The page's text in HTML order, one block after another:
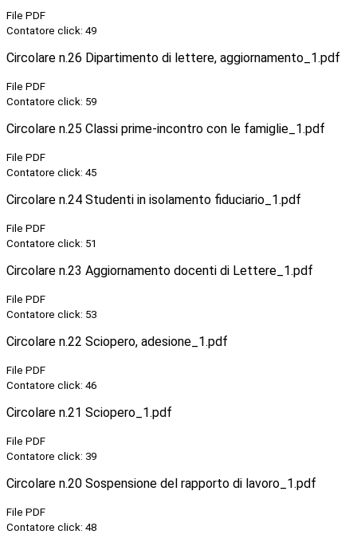
File PDF
Contatore click: 49
Circolare n.26 Dipartimento di lettere, aggiornamento_1.pdf
File PDF
Contatore click: 59
Circolare n.25 Classi prime-incontro con le famiglie_1.pdf
File PDF
Contatore click: 45
Circolare n.24 Studenti in isolamento fiduciario_1.pdf
File PDF
Contatore click: 51
Circolare n.23 Aggiornamento docenti di Lettere_1.pdf
File PDF
Contatore click: 53
Circolare n.22 Sciopero, adesione_1.pdf
File PDF
Contatore click: 46
Circolare n.21 Sciopero_1.pdf
File PDF
Contatore click: 39
Circolare n.20 Sospensione del rapporto di lavoro_1.pdf
File PDF
Contatore click: 48